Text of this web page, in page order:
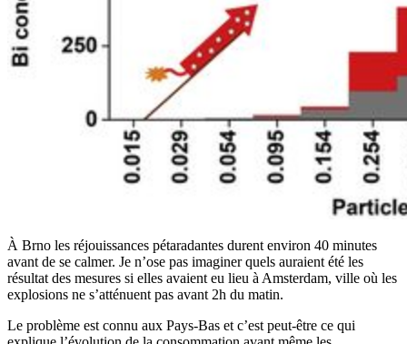
À Brno les réjouissances pétaradantes durent environ 40 minutes
avant de se calmer. Je n’ose pas imaginer quels auraient été les
résultat des mesures si elles avaient eu lieu à Amsterdam, ville où les
explosions ne s’atténuent pas avant 2h du matin.
Le problème est connu aux Pays-Bas et c’est peut-être ce qui